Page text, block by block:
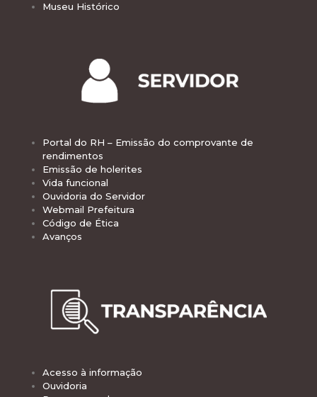
Museu Histórico
Portal do RH – Emissão do comprovante de
rendimentos
Emissão de holerites
Vida funcional
Ouvidoria do Servidor
Webmail Prefeitura
Código de Ética
Avanços
Acesso à informação
Ouvidoria